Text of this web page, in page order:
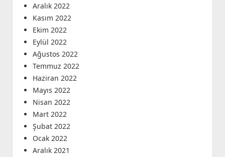
Aralık 2022
Kasım 2022
Ekim 2022
Eylül 2022
Ağustos 2022
Temmuz 2022
Haziran 2022
Mayıs 2022
Nisan 2022
Mart 2022
Şubat 2022
Ocak 2022
Aralık 2021